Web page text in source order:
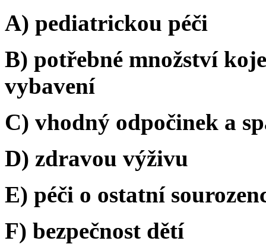
A) pediatrickou péči
B) potřebné množství
vybavení
C) vhodný odpočinek a
D) zdravou výživu
E) péči o ostatní
F) bezpečnost dětí